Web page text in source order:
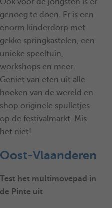
Ook voor de jongsten is er
genoeg te doen. Er is een
enorm kinderdorp met
gekke springkastelen, een
unieke speeltuin,
workshops en meer.
Geniet van eten uit alle
hoeken van de wereld en
shop originele spulletjes
op de festivalmarkt. Mis
het niet!
Oost-Vlaanderen
Test het multimovepad in
de Pinte uit